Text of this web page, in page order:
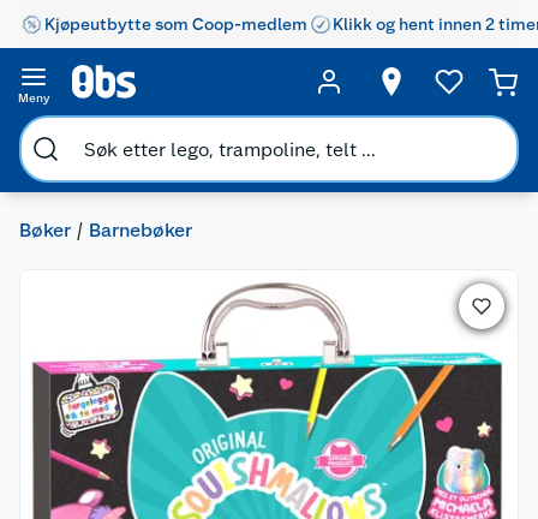
Kjøpeutbytte som Coop-medlem Klikk og hent innen 2
Meny
Bøker Barnebøker